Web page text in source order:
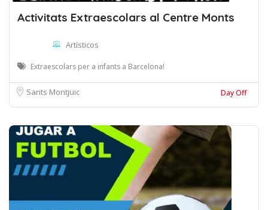
Activitats Extraescolars al Centre Monts
Artísticos
Extraescolars per a infants a Barcelona!
Sants Montjuic Day Off